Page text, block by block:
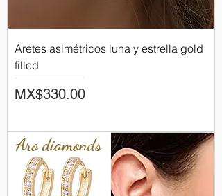
Aretes asimétricos luna y estrella gold
filled
Price
MX$330.00
Aro diamonds